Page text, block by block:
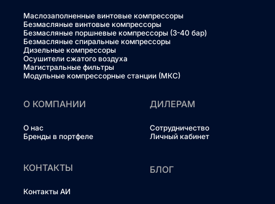
Маслозаполненные винтовые компрессоры
Безмасляные винтовые компрессоры
Безмасляные поршневые компрессоры (3-40 бар)
Безмасляные спиральные компрессоры
Дизельные компрессоры
Осушители сжатого воздуха
Магистральные фильтры
Модульные компрессорные станции (МКС)
О КОМПАНИИ
О нас
Бренды в портфеле
ДИЛЕРАМ
Сотрудничество
Личный кабинет
КОНТАКТЫ
Контакты АИ
БЛОГ